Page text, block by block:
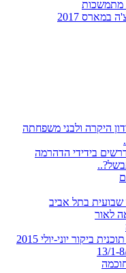
מתמשכות
2017
היקרה ולבני משפחתה
בידידי הדהרמה
שבועית בתל אביב
לאור
ביקור יוני-יולי 2015